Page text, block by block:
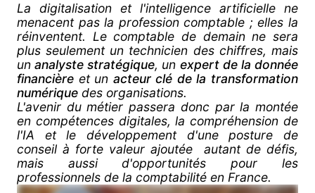
La digitalisation et l'intelligence artificielle ne
menacent pas la profession comptable ; elles la
réinventent. Le comptable de demain ne sera
plus seulement un technicien des chiffres, mais
unanalyste stratégique, un expert de la donnée
financière et un acteur clé de la transformation
numérique des organisations.
L'avenir du métier passera donc par la montée
en compétences digitales, la compréhension de
l'IA et le développement d'une posture de
conseil à forte valeur ajoutée  autant de défis,
mais aussi d'opportunités pour les
professionnels de la comptabilité en France.